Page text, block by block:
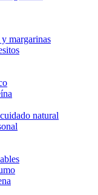
margarinas
natural